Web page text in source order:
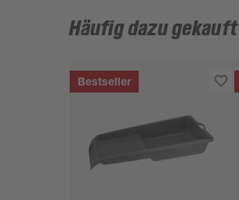
Häufig dazu gekauft
Bestseller